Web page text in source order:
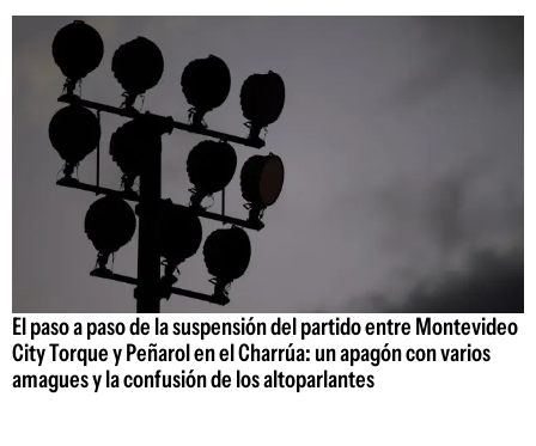
El paso a paso de la suspensión del partido entre Montevideo
City Torque y Peñarol en el Charrúa: un apagón con varios
amagues y la confusión de los altoparlantes